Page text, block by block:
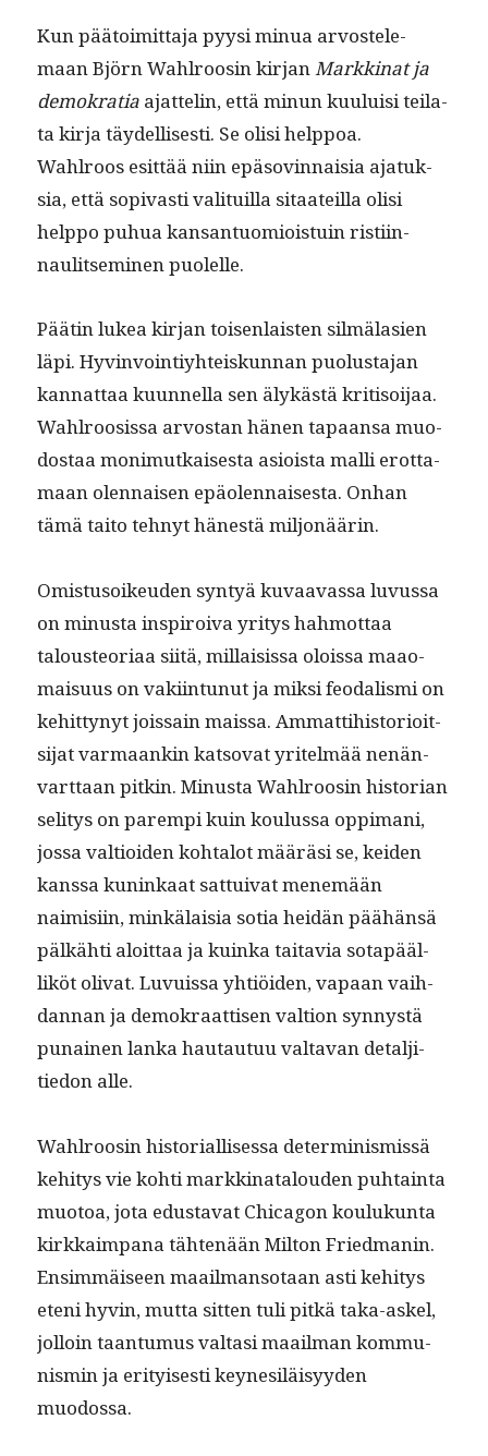
Kun pää­toimit­ta­ja pyysi min­ua arvostele­
maan Björn Wahlroosin kir­janMarkki­nat ja
demokra­tia ajat­telin, että min­un kuu­luisi teila­
ta kir­ja täy­del­lis­es­ti. Se olisi help­poa.
Wahlroos esit­tää niin epäso­vin­naisia ajatuk­
sia, että sopi­vasti val­i­tu­il­la sitaateil­la olisi
help­po puhua kansan­tuomiois­tu­in ris­ti­in­
naulit­sem­i­nen puolelle.
Päätin lukea kir­jan toisen­lais­ten silmälasien
läpi. Hyv­in­voin­tiy­hteiskun­nan puo­lus­ta­jan
kan­nat­taa kuun­nel­la sen älykästä kri­ti­soi­jaa.
Wahlroosis­sa arvostan hänen tapaansa muo­
dostaa mon­imutkaises­ta asioista malli erot­ta­
maan olen­naisen epäolen­nais­es­ta. Onhan
tämä taito tehnyt hänestä miljonäärin.
Omis­tu­soikeu­den syn­tyä kuvaavas­sa luvus­sa
on minus­ta inspiroi­va yri­tys hah­mot­taa
talous­teo­ri­aa siitä, mil­lai­sis­sa olois­sa maao­
maisu­us on vaki­in­tunut ja mik­si feo­dal­is­mi on
kehit­tynyt jois­sain mais­sa. Ammat­ti­his­to­ri­oit­
si­jat var­maankin katso­vat yritelmää nenän­
vart­taan pitkin. Minus­ta Wahlroosin his­to­ri­an
seli­tys on parem­pi kuin koulus­sa oppi­mani,
jos­sa val­tioiden kohtalot määräsi se, kei­den
kanssa kuninkaat sat­tui­v­at men­emään
naimisi­in, minkälaisia sotia hei­dän päähän­sä
pälkähti aloit­taa ja kuin­ka taitavia sotapääl­
liköt oli­vat. Luvuis­sa yhtiöi­den, vapaan vai­h­
dan­nan ja demokraat­tisen val­tion syn­nys­tä
punainen lan­ka hau­tau­tuu val­ta­van detalji­
tiedon alle.
Wahlroosin his­to­ri­al­lises­sa deter­min­is­mis­sä
kehi­tys vie kohti markki­na­t­alouden puh­tain­ta
muo­toa, jota edus­ta­vat Chicagon koulukun­ta
kirkkaim­pana täht­enään Mil­ton Fried­manin.
Ensim­mäiseen maail­man­so­taan asti kehi­tys
eteni hyvin, mut­ta sit­ten tuli pitkä taka-askel,
jol­loin taan­tu­mus val­tasi maail­man kom­mu­
nis­min ja eri­tyis­es­ti key­ne­siläisyy­den
muodossa.